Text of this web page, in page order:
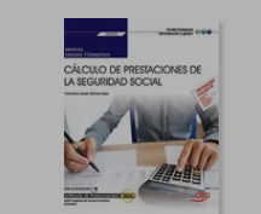
40%
dcto. $ 1.282